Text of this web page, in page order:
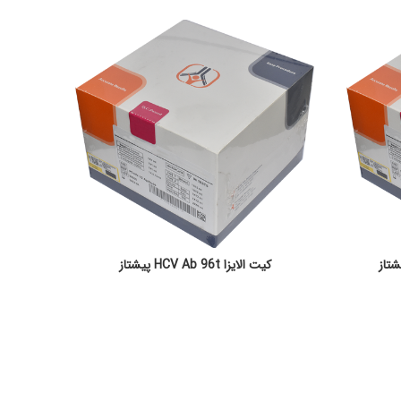
READ MOREکیت الایزا HCV Ab 96t پیشتاز